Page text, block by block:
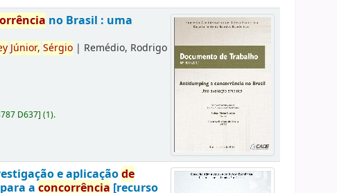
no Brasil : uma
Júnior, Sérgio | Remédio, Rodrigo
D637](1).
e aplicaçãode
aconcorrência [recurso